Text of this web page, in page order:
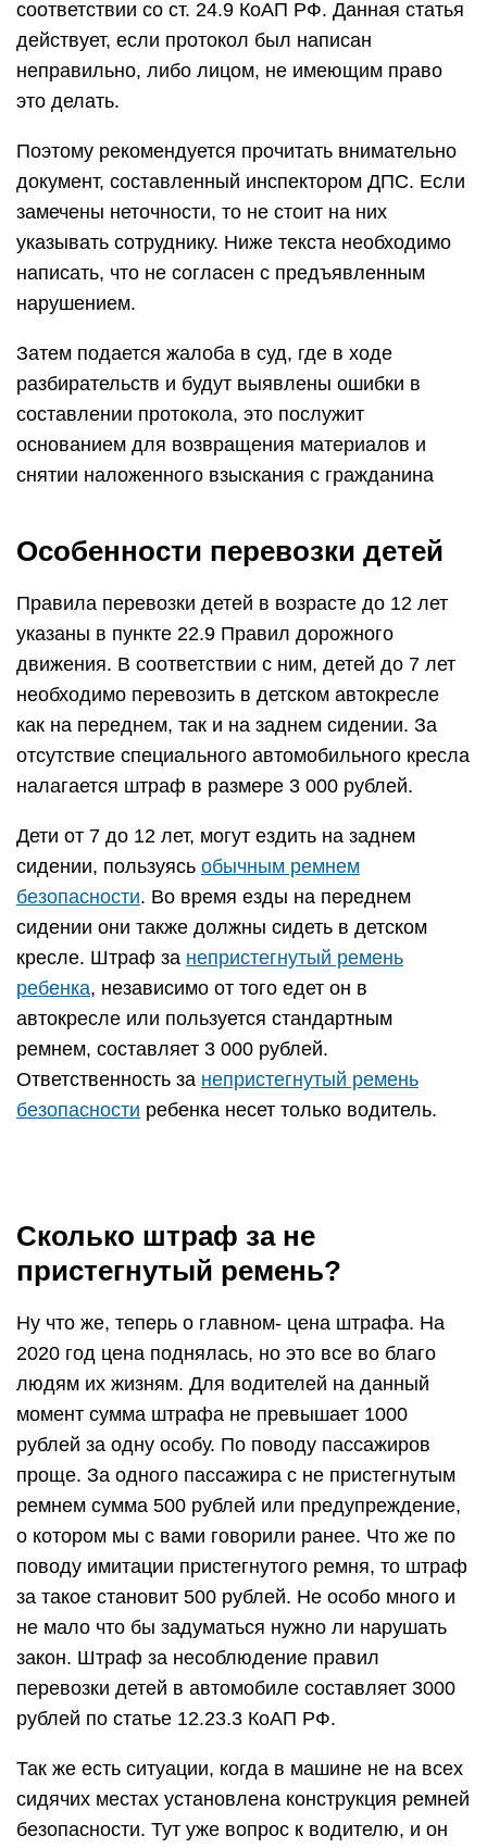
соответствии со ст. 24.9 КоАП РФ. Данная статья
действует, если протокол был написан
неправильно, либо лицом, не имеющим право
это делать.
Поэтому рекомендуется прочитать внимательно
документ, составленный инспектором ДПС. Если
замечены неточности, то не стоит на них
указывать сотруднику. Ниже текста необходимо
написать, что не согласен с предъявленным
нарушением.
Затем подается жалоба в суд, где в ходе
разбирательств и будут выявлены ошибки в
составлении протокола, это послужит
основанием для возвращения материалов и
снятии наложенного взыскания с гражданина
Особенности перевозки детей
Правила перевозки детей в возрасте до 12 лет
указаны в пункте 22.9 Правил дорожного
движения. В соответствии с ним, детей до 7 лет
необходимо перевозить в детском автокресле
как на переднем, так и на заднем сидении. За
отсутствие специального автомобильного кресла
налагается штраф в размере 3 000 рублей.
Дети от 7 до 12 лет, могут ездить на заднем
сидении, пользуясь обычным ремнем
безопасности. Во время езды на переднем
сидении они также должны сидеть в детском
кресле. Штраф за непристегнутый ремень
ребенка, независимо от того едет он в
автокресле или пользуется стандартным
ремнем, составляет 3 000 рублей.
Ответственность за непристегнутый ремень
безопасности ребенка несет только водитель.
Сколько штраф за не
пристегнутый ремень?
Ну что же, теперь о главном- цена штрафа. На
2020 год цена поднялась, но это все во благо
людям их жизням. Для водителей на данный
момент сумма штрафа не превышает 1000
рублей за одну особу. По поводу пассажиров
проще. За одного пассажира с не пристегнутым
ремнем сумма 500 рублей или предупреждение,
о котором мы с вами говорили ранее. Что же по
поводу имитации пристегнутого ремня, то штраф
за такое становит 500 рублей. Не особо много и
не мало что бы задуматься нужно ли нарушать
закон. Штраф за несоблюдение правил
перевозки детей в автомобиле составляет 3000
рублей по статье 12.23.3 КоАП РФ.
Так же есть ситуации, когда в машине не на всех
сидячих местах установлена конструкция ремней
безопасности. Тут уже вопрос к водителю, и он